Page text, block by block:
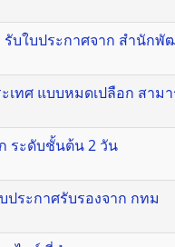
บใบประกาศจาก สำนัก
เทศ แบบหมดเปลือก สาม
ระดับชั้นต้น 2 วัน
ประกาศรับรองจาก กทม